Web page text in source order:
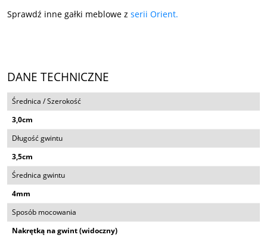
Sprawdź inne gałki meblowe z serii Orient.
DANE TECHNICZNE
Średnica / Szerokość
3,0cm
Długość gwintu
3,5cm
Średnica gwintu
4mm
Sposób mocowania
Nakrętką na gwint (widoczny)